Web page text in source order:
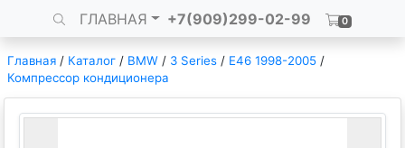
ГЛАВНАЯ +7(909)299-02-99 0
Главная / Каталог / BMW / 3 Series / E46 1998-2005 /
Компрессор кондиционера